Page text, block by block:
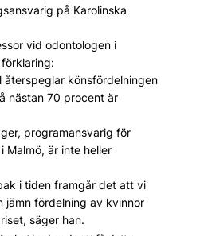
på Karolinska
vid odontologen i
återspeglar könsfördelningen
nästan 70 procent är
programansvarig för
Malmö, är inte heller
i tiden framgår det att vi
jämn fördelning av kvinnor
säger han.